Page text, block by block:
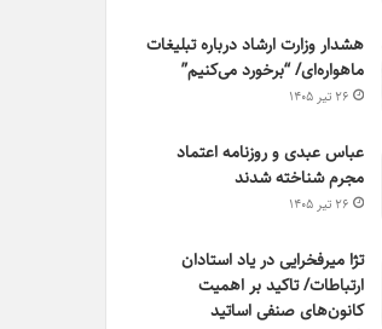
هشدار وزارت ارشاد درباره تبلیغات
ماهواره‌ای/ “برخورد می‌کنیم”
۲۶ تیر ۱۴۰۵
عباس عبدی و روزنامه اعتماد
مجرم شناخته شدند
۲۶ تیر ۱۴۰۵
تژا میرفخرایی در یاد استادان
ارتباطات/ تاکید بر اهمیت
کانون‌های صنفی اساتید